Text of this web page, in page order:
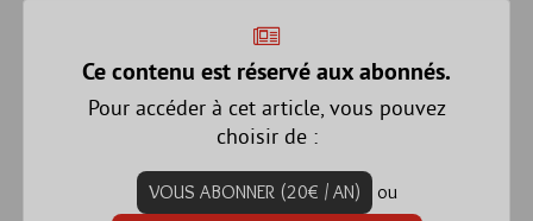
Ce contenu est réservé aux abonnés.
Pour accéder à cet article, vous pouvez
choisir de :
VOUS ABONNER (20€ / AN)
ou